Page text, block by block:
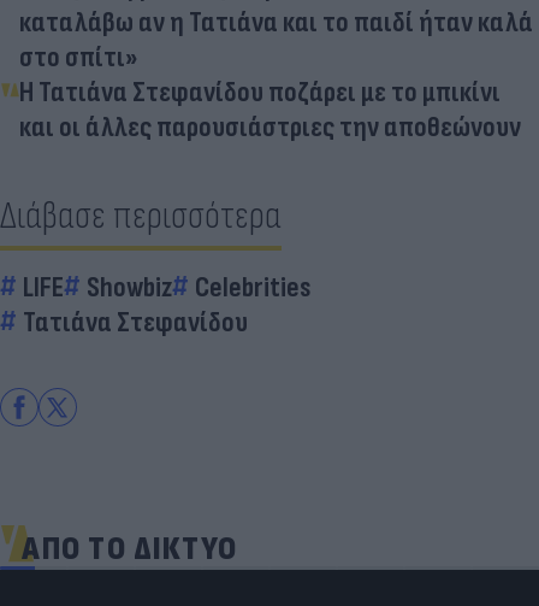
καταλάβω αν η Τατιάνα και το παιδί ήταν καλά
στο σπίτι»
Η Τατιάνα Στεφανίδου ποζάρει με το μπικίνι
και οι άλλες παρουσιάστριες την αποθεώνουν
Διάβασε περισσότερα
LIFE Showbiz
Celebrities
Τατιάνα Στεφανίδου
ΑΠΟ ΤΟ ΔΙΚΤΥΟ